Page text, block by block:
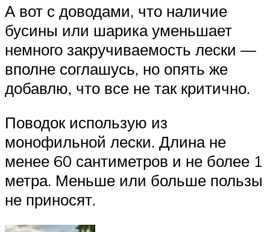
А вот с доводами, что наличие
бусины или шарика уменьшает
немного закручиваемость лески —
вполне соглашусь, но опять же
добавлю, что все не так критично.
Поводок использую из
монофильной лески. Длина не
менее 60 сантиметров и не более 1
метра. Меньше или больше пользы
не приносят.